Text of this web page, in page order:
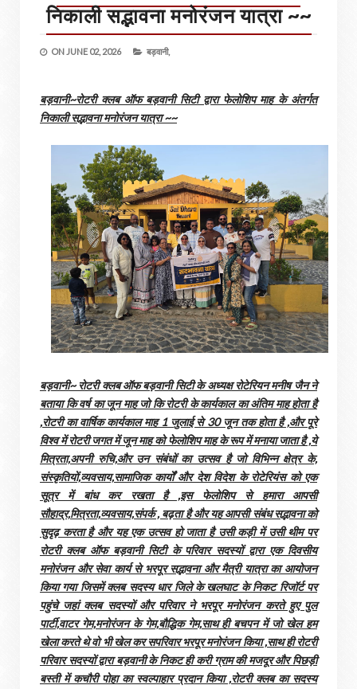
निकाली सद्भावना मनोरंजन यात्रा ~~
ON JUNE 02, 2026 बड़वानी,
बड़वानी~रोटरी क्लब ऑफ बड़वानी सिटी द्वारा फेलोशिप माह के अंतर्गत
निकाली सद्भावना मनोरंजन यात्रा ~~
बड़वानी~ रोटरी क्लब ऑफ बड़वानी सिटी के अध्यक्ष रोटेरियन मनीष जैन ने
बताया कि वर्ष का जून माह जो कि रोटरी के कार्यकाल का अंतिम माह होता है
,रोटरी का वार्षिक कार्यकाल माह 1 जुलाई से 30 जून तक होता है ,और पूरे
विश्व में रोटरी जगत में जून माह को फेलोशिप माह के रूप में मनाया जाता है ,ये
मित्रता,अपनी रुचि,और उन संबंधों का उत्सव है जो विभिन्न क्षेत्र के,
संस्कृतियों,व्यवसाय,सामाजिक कार्यों और देश विदेश के रोटेरियंस को एक
सूत्र में बांध कर रखता है ,इस फेलोशिप से हमारा आपसी
सौहाद्र,मित्रता,व्यवसाय,संपर्क , बढ़ता है और यह आपसी संबंध सद्भावना को
सुदृढ़ करता है और यह एक उत्सव हो जाता है उसी कड़ी में उसी थीम पर
रोटरी क्लब ऑफ बड़वानी सिटी के परिवार सदस्यों द्वारा एक दिवसीय
मनोरंजन और सेवा कार्य से भरपूर सद्भावना और मैत्री यात्रा का आयोजन
किया गया जिसमें क्लब सदस्य धार जिले के खलघाट के निकट रिजॉर्ट पर
पहुंचे जहां क्लब सदस्यों और परिवार ने भरपूर मनोरंजन करते हुए पुल
पार्टी,वाटर गेम,मनोरंजन के गेम,बौद्धिक गेम,साथ ही बचपन में जो खेल हम
खेला करते थे वो भी खेल कर सपरिवार भरपूर मनोरंजन किया ,साथ ही रोटरी
परिवार सदस्यों द्वारा बड़वानी के निकट ही करी ग्राम की मजदूर और पिछड़ी
बस्ती में कचौरी पोहा का स्वल्पाहार प्रदान किया ,रोटरी क्लब का सदस्य